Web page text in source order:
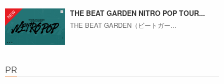
THE BEAT GARDEN NITRO POP TOUR...
THE BEAT GARDEN（ビートガー...
PR